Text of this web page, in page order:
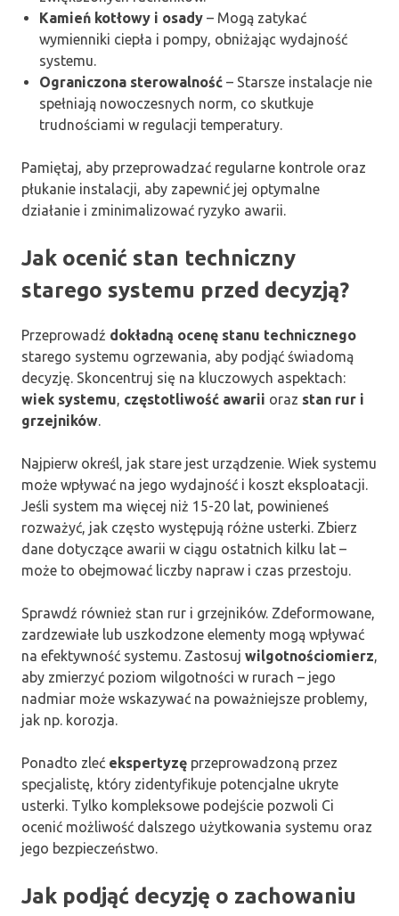
Kamień kotłowy i osady – Mogą zatykać
wymienniki ciepła i pompy, obniżając wydajność
systemu.
Ograniczona sterowalność – Starsze instalacje nie
spełniają nowoczesnych norm, co skutkuje
trudnościami w regulacji temperatury.
Pamiętaj, aby przeprowadzać regularne kontrole oraz
płukanie instalacji, aby zapewnić jej optymalne
działanie i zminimalizować ryzyko awarii.
Jak ocenić stan techniczny
starego systemu przed decyzją?
Przeprowadź dokładną ocenę stanu technicznego
starego systemu ogrzewania, aby podjąć świadomą
decyzję. Skoncentruj się na kluczowych aspektach:
wiek systemu częstotliwość awarii oraz stan rur i
grzejników
Najpierw określ, jak stare jest urządzenie. Wiek systemu
może wpływać na jego wydajność i koszt eksploatacji.
Jeśli system ma więcej niż 15-20 lat, powinieneś
rozważyć, jak często występują różne usterki. Zbierz
dane dotyczące awarii w ciągu ostatnich kilku lat –
może to obejmować liczby napraw i czas przestoju.
Sprawdź również stan rur i grzejników. Zdeformowane,
zardzewiałe lub uszkodzone elementy mogą wpływać
na efektywność systemu. Zastosuj wilgotnościomierz
aby zmierzyć poziom wilgotności w rurach – jego
nadmiar może wskazywać na poważniejsze problemy,
jak np. korozja.
Ponadto zleć ekspertyzę przeprowadzoną przez
specjalistę, który zidentyfikuje potencjalne ukryte
usterki. Tylko kompleksowe podejście pozwoli Ci
ocenić możliwość dalszego użytkowania systemu oraz
jego bezpieczeństwo.
Jak podjąć decyzję o zachowaniu